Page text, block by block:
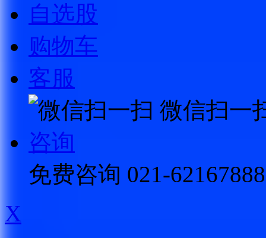
自选股
购物车
客服
微信扫一
咨询
免费咨询 021-62167888
X